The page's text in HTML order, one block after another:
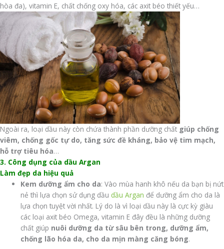
hòa đa), vitamin E, chất chống oxy hóa, các axit béo thiết yếu…
Ngoài ra, loại dầu này còn chứa thành phần dưỡng chất giúp chống
viêm, chống gốc tự do, tăng sức đề kháng, bảo vệ tim mạch,
hỗ trợ tiêu hóa…
3. Công dụng của dầu Argan
Làm đẹp da hiệu quả
Kem dưỡng ẩm cho da: Vào mùa hanh khô nếu da bạn bị nứt
nẻ thì lựa chọn sử dụng dầu dầu Argan để dưỡng ẩm cho da là
lựa chọn tuyệt vời nhất. Lý do là vì loại dầu này là cực kỳ giàu
các loại axit béo Omega, vitamin E đây đều là những dưỡng
chất giúp nuôi dưỡng da từ sâu bên trong, dưỡng ẩm,
chống lão hóa da, cho da mịn màng căng bóng.